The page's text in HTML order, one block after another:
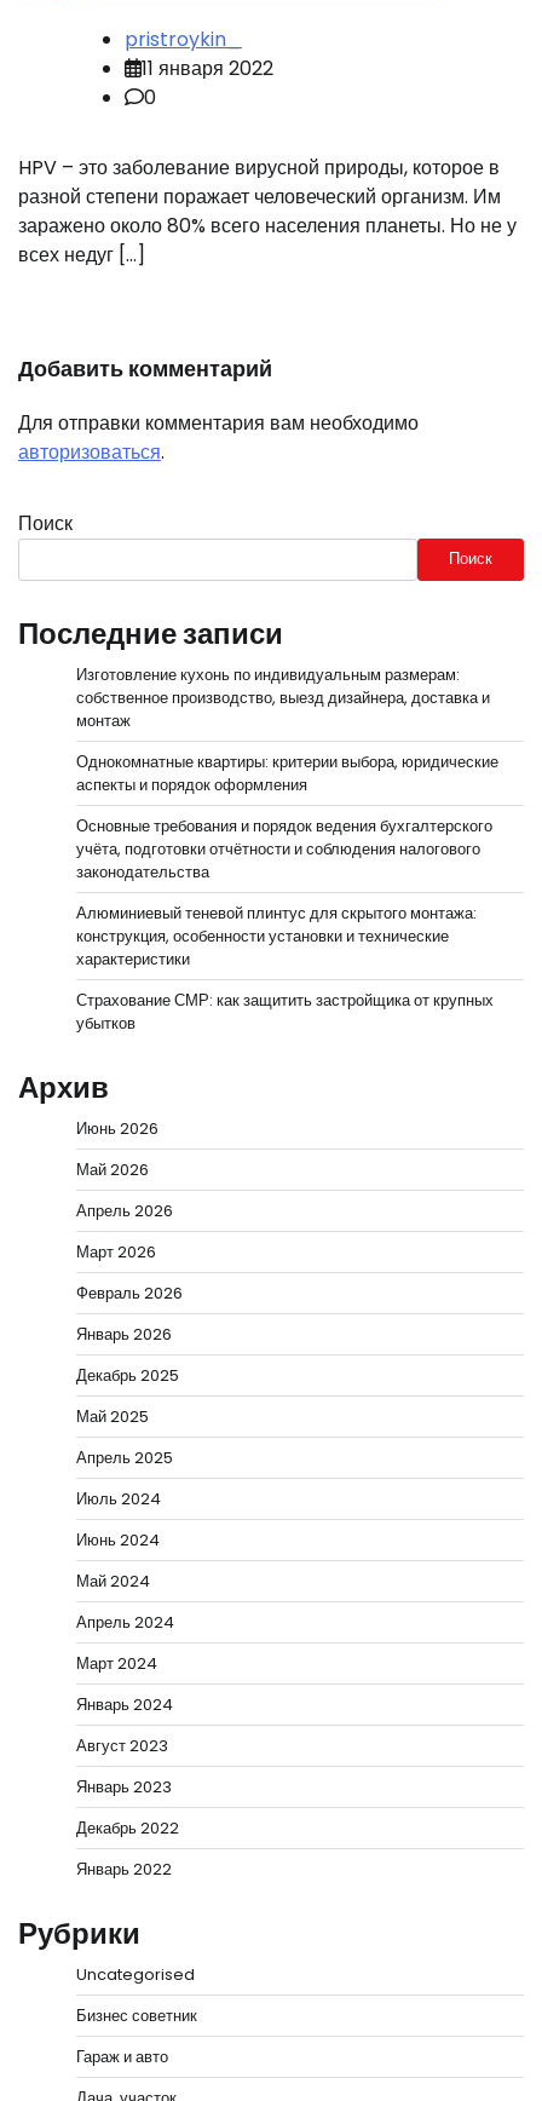
pristroykin_
11 января 2022
0
HPV – это заболевание вирусной природы, которое в
разной степени поражает человеческий организм. Им
заражено около 80% всего населения планеты. Но не у
всех недуг […]
Добавить комментарий
Для отправки комментария вам необходимо
авторизоваться.
Поиск
Поиск
Последние записи
Изготовление кухонь по индивидуальным размерам:
собственное производство, выезд дизайнера, доставка и
монтаж
Однокомнатные квартиры: критерии выбора, юридические
аспекты и порядок оформления
Основные требования и порядок ведения бухгалтерского
учёта, подготовки отчётности и соблюдения налогового
законодательства
Алюминиевый теневой плинтус для скрытого монтажа:
конструкция, особенности установки и технические
характеристики
Страхование СМР: как защитить застройщика от крупных
убытков
Архив
Июнь 2026
Май 2026
Апрель 2026
Март 2026
Февраль 2026
Январь 2026
Декабрь 2025
Май 2025
Апрель 2025
Июль 2024
Июнь 2024
Май 2024
Апрель 2024
Март 2024
Январь 2024
Август 2023
Январь 2023
Декабрь 2022
Январь 2022
Рубрики
Uncategorised
Бизнес советник
Гараж и авто